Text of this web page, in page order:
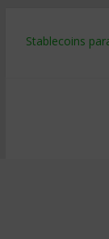
Stablecoins
Despido
IA en
Trabajo
Mercado